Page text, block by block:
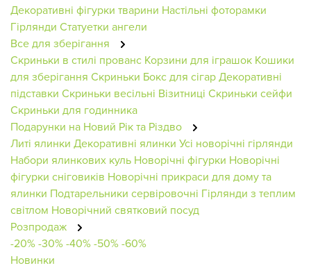
Декоративні фігурки тварини Настільні фоторамки
Гірлянди Статуетки ангели
Все для зберігання
Скриньки в стилі прованс Корзини для іграшок Кошики
для зберігання Скриньки Бокс для сігарДекоративні
підставки Скриньки весільні Візитниці Скриньки сейфи
Скриньки для годинника
Подарунки на Новий Рік та Різдво
Литі ялинки Декоративні ялинки Усі новорічні гірлянди
Набори ялинкових куль Новорічні фігурки Новорічні
фігурки сніговиків Новорічні прикраси для дому та
ялинки Подтарельники сервіровочні Гірлянди з теплим
світлом Новорічний святковий посуд
Розпродаж
-20%-30%-40%-50%-60%
Новинки